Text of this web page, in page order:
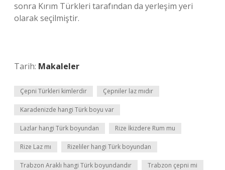
sonra Kırım Türkleri tarafından da yerleşim yeri
olarak seçilmiştir.
Tarih: Makaleler
Çepni Türkleri kimlerdir Çepniler laz mıdır
Karadenizde hangi Türk boyu var
Lazlar hangi Türk boyundan Rize İkizdere Rum mu
Rize Laz mı Rizeliler hangi Türk boyundan
Trabzon Araklı hangi Türk boyundandır Trabzon çepni mi